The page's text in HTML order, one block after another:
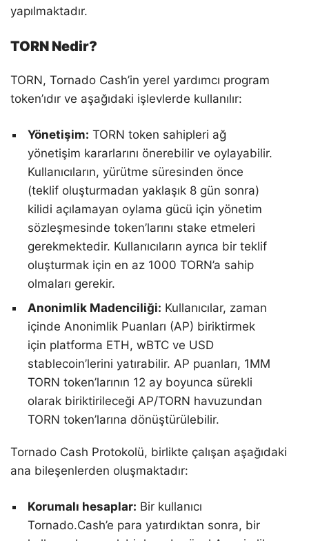
yapılmaktadır.
TORN Nedir?
TORN, Tornado Cash’in yerel yardımcı program
token’ıdır ve aşağıdaki işlevlerde kullanılır:
Yönetişim: TORN token sahipleri ağ
yönetişim kararlarını önerebilir ve oylayabilir.
Kullanıcıların, yürütme süresinden önce
(teklif oluşturmadan yaklaşık 8 gün sonra)
kilidi açılamayan oylama gücü için yönetim
sözleşmesinde token’larını stake etmeleri
gerekmektedir. Kullanıcıların ayrıca bir teklif
oluşturmak için en az 1000 TORN’a sahip
olmaları gerekir.
Anonimlik Madenciliği: Kullanıcılar, zaman
içinde Anonimlik Puanları (AP) biriktirmek
için platforma ETH, wBTC ve USD
stablecoin’lerini yatırabilir. AP puanları, 1MM
TORN token’larının 12 ay boyunca sürekli
olarak biriktirileceği AP/TORN havuzundan
TORN token’larına dönüştürülebilir.
Tornado Cash Protokolü, birlikte çalışan aşağıdaki
ana bileşenlerden oluşmaktadır:
Korumalı hesaplar: Bir kullanıcı
Tornado.Cash’e para yatırdıktan sonra, bir